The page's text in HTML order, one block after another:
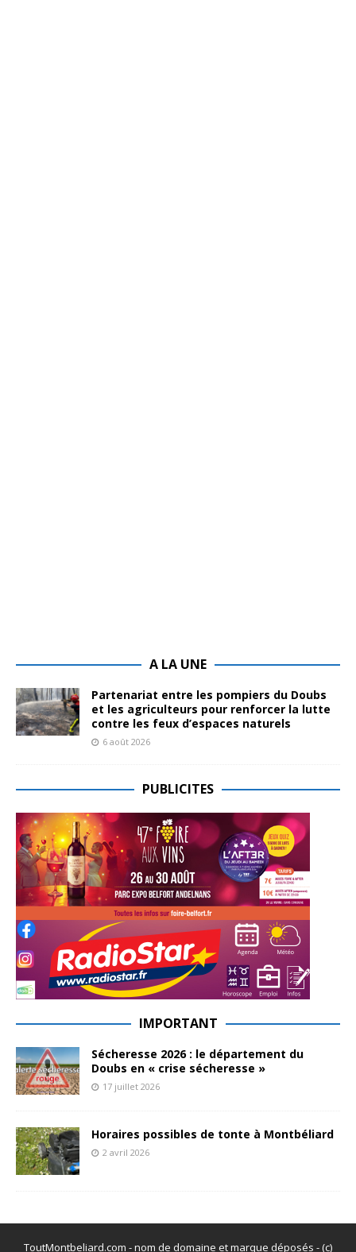
A LA UNE
Partenariat entre les pompiers du Doubs
et les agriculteurs pour renforcer la lutte
contre les feux d’espaces naturels
6 août 2026
PUBLICITES
IMPORTANT
Sécheresse 2026 : le département du
Doubs en « crise sécheresse »
17 juillet 2026
Horaires possibles de tonte à Montbéliard
2 avril 2026
ToutMontbeliard.com - nom de domaine et marque déposés - (c)